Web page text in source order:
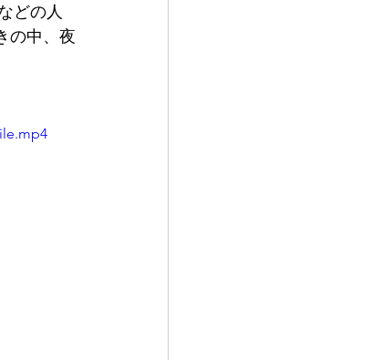
どの人
の中、夜